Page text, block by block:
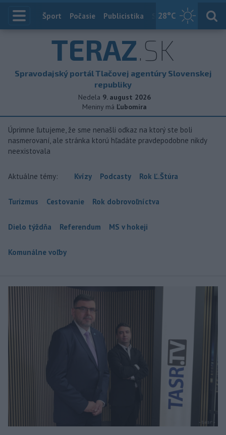
28°C
Index
Šport Počasie Publicistika Slovensko
TERAZ.SK
Spravodajský portál Tlačovej agentúry Slovenskej
republiky
Nedela 9. august 2026
Meniny má Ľubomíra
Úprimne ľutujeme, že sme nenašli odkaz na ktorý ste boli
nasmerovaní, ale stránka ktorú hľadáte pravdepodobne nikdy
neexistovala
Aktuálne témy: Kvízy Podcasty Rok Ľ.Štúra
Turizmus Cestovanie Rok dobrovoľníctva
Dielo týždňa Referendum MS v hokeji
Komunálne voľby